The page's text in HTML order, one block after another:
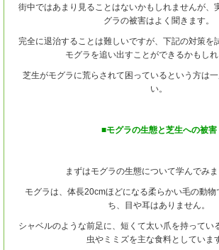
街中ではあまり見ることはないかもしれませんが、
グラの被害はよく聞きます。
完全に退治することは難しいですが、下記の対策を
モグラを追い出すことができるかもしれ
芝生がモグラに荒らされて困っているという方は
い。
■モグラの生態と芝生への被害
まずはモグラの生態について学んでみま
モグラは、体長20cmほどになる柔らかい毛の動物
ち、目や耳はありません。
シャベルのような前足に、短くて太い爪を持ってい
虫やミミズを主な食料としていま